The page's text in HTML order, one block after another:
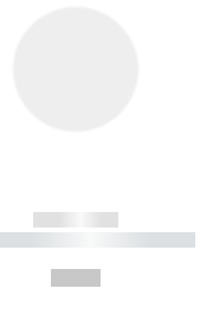
------------
----------- ----------